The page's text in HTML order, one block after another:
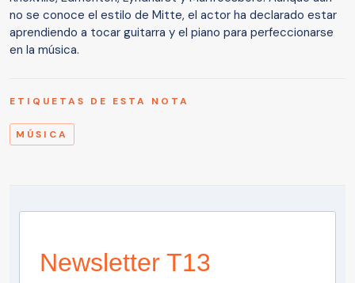
no se conoce el estilo de Mitte, el actor ha declarado estar
aprendiendo a tocar guitarra y el piano para perfeccionarse
en la música.
ETIQUETAS DE ESTA NOTA
MÚSICA
Newsletter T13